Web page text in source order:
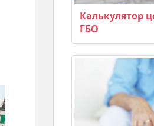
Калькулятор
ГБО